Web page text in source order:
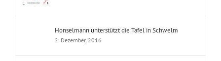
Honselmann unterstützt die Tafel in Schwelm
2. Dezember, 2016